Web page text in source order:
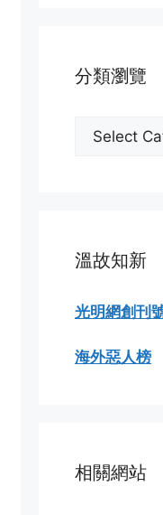
分類瀏覽
溫故知新
光明網創刊
海外惡人榜
相關網站